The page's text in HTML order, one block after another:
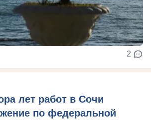
2
лет работ в Сочи
по федеральной